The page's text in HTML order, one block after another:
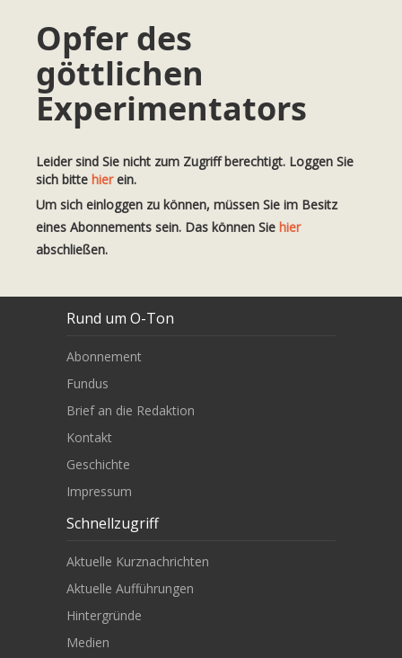
Opfer des
göttlichen
Experimentators
Leider sind Sie nicht zum Zugriff berechtigt. Loggen Sie
sich bitte hierein.
Um sich einloggen zu können, müssen Sie im Besitz
eines Abonnements sein. Das können Sie hier
abschließen.
Rund um O-Ton
Abonnement
Fundus
Brief an die Redaktion
Kontakt
Geschichte
Impressum
Schnellzugriff
Aktuelle Kurznachrichten
Aktuelle Aufführungen
Hintergründe
Medien